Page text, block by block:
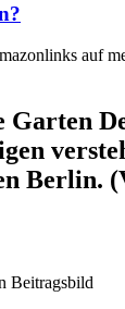
auf
Garten
Berlin.